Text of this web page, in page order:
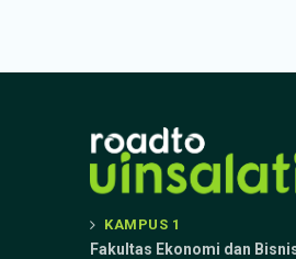
KAMPUS 1
Fakultas Ekonomi dan